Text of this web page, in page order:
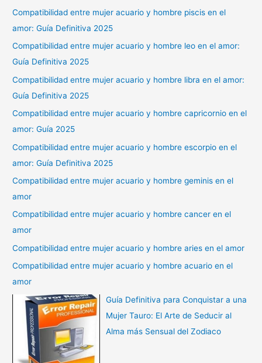
Compatibilidad entre mujer acuario y hombre piscis en el
amor: Guía Definitiva 2025
Compatibilidad entre mujer acuario y hombre leo en el amor:
Guía Definitiva 2025
Compatibilidad entre mujer acuario y hombre libra en el amor:
Guía Definitiva 2025
Compatibilidad entre mujer acuario y hombre capricornio en el
amor: Guía 2025
Compatibilidad entre mujer acuario y hombre escorpio en el
amor: Guía Definitiva 2025
Compatibilidad entre mujer acuario y hombre geminis en el
amor
Compatibilidad entre mujer acuario y hombre cancer en el
amor
Compatibilidad entre mujer acuario y hombre aries en el amor
Compatibilidad entre mujer acuario y hombre acuario en el
amor
Guía Definitiva para Conquistar a una
Mujer Tauro: El Arte de Seducir al
Alma más Sensual del Zodiaco